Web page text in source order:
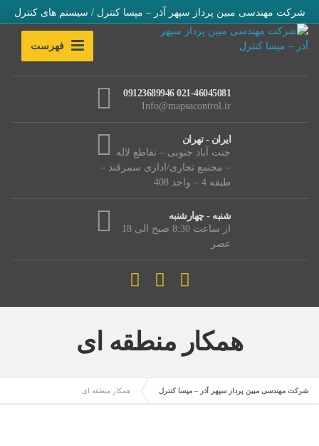
شرکت مهندسی مبین پرداز سپهر آذر – مپسا کنترل / سیستم های کنترل
فهرست
021-46045081 09123689946
Info@mapsacontrol.ir
ایران - تهران
جنت آباد جنوبی – تقاطع لاله
– مجتمع تجاری/اداری سمرقند –
طبقه 4 – واحد 408
شنبه - چهارشنبه
از ساعت 8:30 صبح الی 18
عصر
همکار منطقه ای
شرکت مهندسی مبین پرداز سپهر آذر – مپسا کنترل همکار منطقه ای